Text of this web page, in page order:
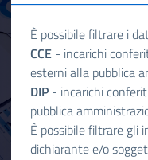
È possibile filtrare i
CCE - incarichi
esterni alla pubblica
DIP - incarichi
pubblica
È possibile filtrare gli
dichiarante e/o